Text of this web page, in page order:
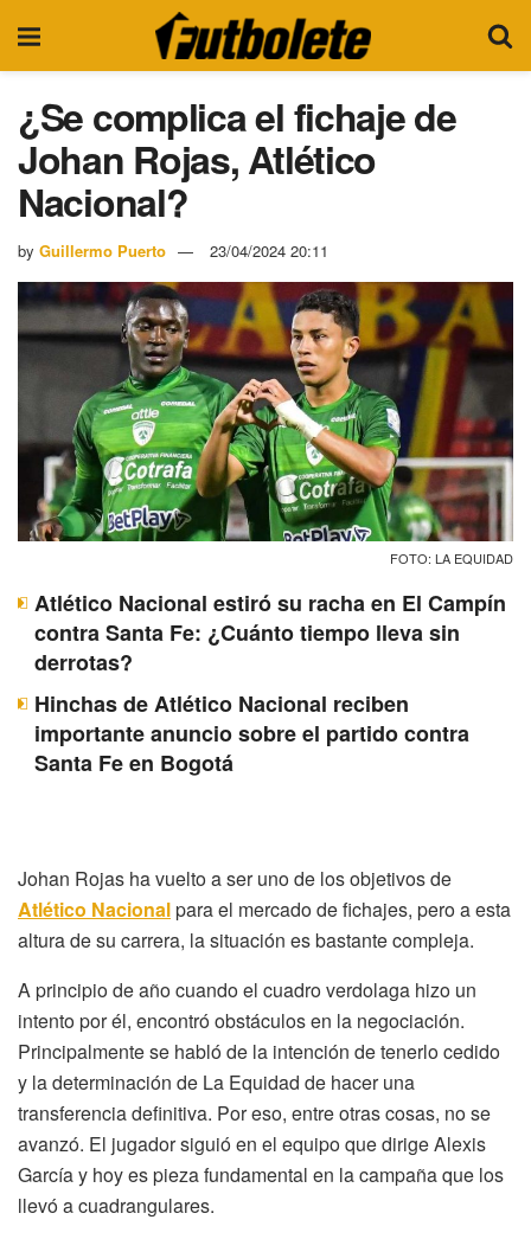
¿Se complica el fichaje de
Johan Rojas, Atlético
Nacional?
by Guillermo Puerto 23/04/2024 20:11
FOTO: LA EQUIDAD
Atlético Nacional estiró su racha en El Campín
contra Santa Fe: ¿Cuánto tiempo lleva sin
derrotas?
Hinchas de Atlético Nacional reciben
importante anuncio sobre el partido contra
Santa Fe en Bogotá
Johan Rojas ha vuelto a ser uno de los objetivos de
Atlético Nacionalpara el mercado de fichajes, pero a esta
altura de su carrera, la situación es bastante compleja.
A principio de año cuando el cuadro verdolaga hizo un
intento por él, encontró obstáculos en la negociación.
Principalmente se habló de la intención de tenerlo cedido
y la determinación de La Equidad de hacer una
transferencia definitiva. Por eso, entre otras cosas, no se
avanzó. El jugador siguió en el equipo que dirige Alexis
García y hoy es pieza fundamental en la campaña que los
llevó a cuadrangulares.